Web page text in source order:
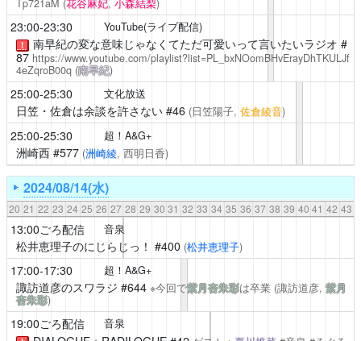
Tp721aM (花谷麻妃, 小森結梨)
23:00-23:30 YouTube(ライブ配信)
！ 南早紀の変な意味じゃなくてただ可愛いって言いたいラジオ #
87 https://www.youtube.com/playlist?list=PL_bxNOomBHvErayDhTKULJf
4eZqroB00q (南早紀)
25:00-25:30 文化放送
日笠・佐倉は余談を許さない#46 (日笠陽子, 佐倉綾音)
25:00-25:30 超！A&G+
洲崎西#577 (洲崎綾, 西明日香)
2024/08/14(水)
20 21 22 23 24 25 26 27 28 29 30 31 32 33 34 35 36 37 38 39 40 41 42 43
13:00ごろ配信 音泉
松井恵理子のにじらじっ！ #400 (松井恵理子)
17:00-17:30 超！A&G+
諏訪道彦のスワラジ #644 ※今回で紫月杏朱彩は卒業 (諏訪道彦,紫月
杏朱彩)
19:00ごろ配信 音泉